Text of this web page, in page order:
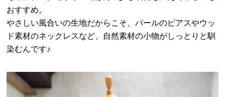
おすすめ。
やさしい風合いの生地だからこそ、パールのピアスやウッ
ド素材のネックレスなど、自然素材の小物がしっとりと馴
染むんです♪